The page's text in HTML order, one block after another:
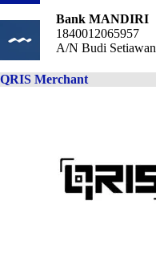
Bank MANDIRI
1840012065957
A/N Budi Setiawan
QRIS Merchant